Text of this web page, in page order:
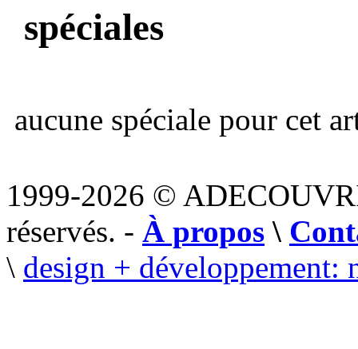
spéciales
aucune spéciale pour cet
1999-2026 ©
réservés. - À propos \
\ design + développement: